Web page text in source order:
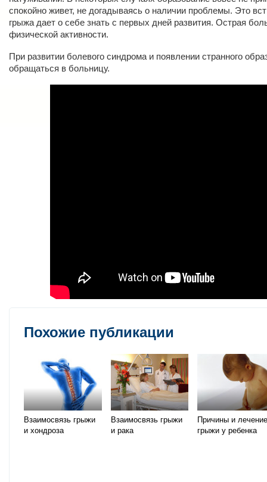
спокойно живет, не догадываясь о наличии проблемы. Это
грыжа дает о себе знать с первых дней развития. Острая
физической активности.
При развитии болевого синдрома и появлении странного
обращаться в больницу.
Похожие публикации
Взаимосвязь грыжи
и хондроза
Взаимосвязь грыжи
и рака
Причины и
грыжи у ребенка